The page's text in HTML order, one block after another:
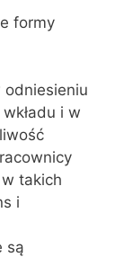
formy
i w
takich
i
są